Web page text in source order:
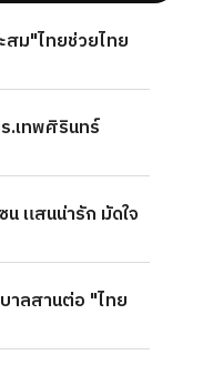
สม"ไทยช่วยไทย
แสนน่ารัก มัดใจ
าลสานต่อ "ไทย